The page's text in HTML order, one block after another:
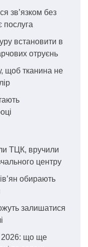
зв’язком без
послуга
встановити в
отруєнь
щоб тканина не
ТЦК, вручили
центру
обирають
залишатися
2026: що ще